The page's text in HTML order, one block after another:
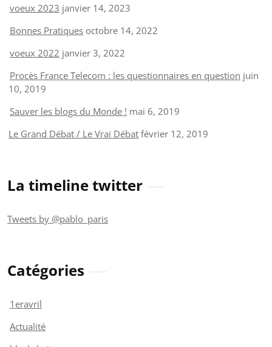
voeux 2023 janvier 14, 2023
Bonnes Pratiques octobre 14, 2022
voeux 2022 janvier 3, 2022
Procès France Telecom : les questionnaires en question juin
10, 2019
Sauver les blogs du Monde ! mai 6, 2019
Le Grand Débat / Le Vrai Débat février 12, 2019
La timeline twitter
Tweets by @pablo_paris
Catégories
1eravril
Actualité